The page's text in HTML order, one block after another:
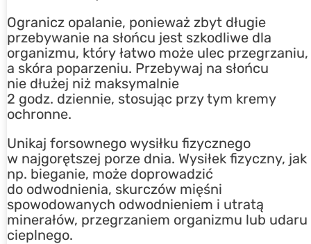
Ogranicz opalanie, ponieważ zbyt długie
przebywanie na słońcu jest szkodliwe dla
organizmu, który łatwo może ulec przegrzaniu,
a skóra poparzeniu. Przebywaj na słońcu
nie dłużej niż maksymalnie
2 godz. dziennie, stosując przy tym kremy
ochronne.
Unikaj forsownego wysiłku fizycznego
w najgorętszej porze dnia. Wysiłek fizyczny, jak
np. bieganie, może doprowadzić
do odwodnienia, skurczów mięśni
spowodowanych odwodnieniem i utratą
minerałów, przegrzaniem organizmu lub udaru
cieplnego.